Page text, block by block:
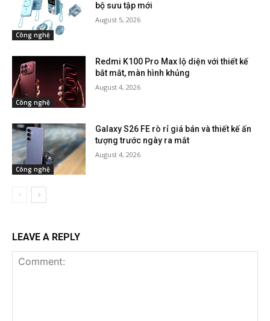
Công nghệ
bộ sưu tập mới
August 5, 2026
Công nghệ
Redmi K100 Pro Max lộ diện với thiết kế
bắt mắt, màn hình khủng
August 4, 2026
Công nghệ
Galaxy S26 FE rò rỉ giá bán và thiết kế ấn
tượng trước ngày ra mắt
August 4, 2026
LEAVE A REPLY